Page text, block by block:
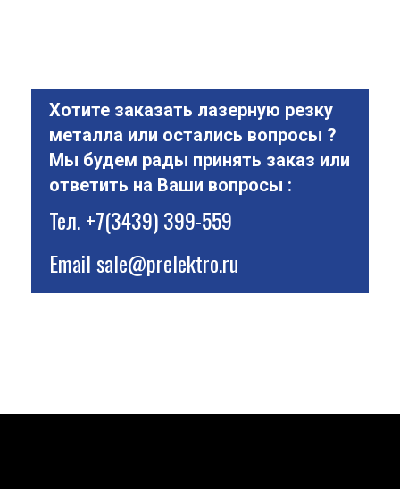
Хотите заказать лазерную резку
металла или остались вопросы ?
Мы будем рады принять заказ или
ответить на Ваши вопросы :
Тел.+7(3439) 399-559
Emailsale@prelektro.ru